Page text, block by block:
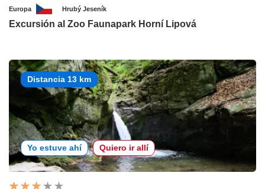
Europa Hrubý Jeseník
Excursión al Zoo Faunapark Horní Lipová
Distancia 13 km
Yo estuve ahí Quiero ir allí